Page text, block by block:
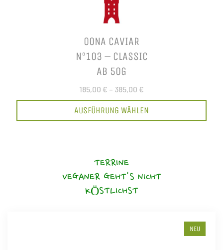
OONA CAVIAR
N°103 – CLASSIC
AB 50G
185,00 € – 385,00 €
AUSFÜHRUNG WÄHLEN
TERRINE
VEGANER GEHT'S NICHT
KÖSTLICHST
NEU